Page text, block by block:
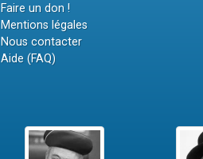
Faire un don !
Mentions légales
Nous contacter
Aide (FAQ)